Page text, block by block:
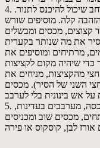
4. שיכול להיכנס לתנור.
למשך 10 דקות, עד הזהבה קלה. מוסיפים שורש
עלי מנגולד קצוצים, מכסים ומבשלים
את מה שנותר בקערית
מרתיחים ומוסיפים את
כדי שיהיה מקום לקציצות
מהקציצות, מניחים את
השני של הסיר). מכסים
5. מחממים תנור ל 150 מעלות. פותחים את המכסה, מערבבים בעדינות,
1/2 כוס מים רותחים, מכסים שוב ומכניסים